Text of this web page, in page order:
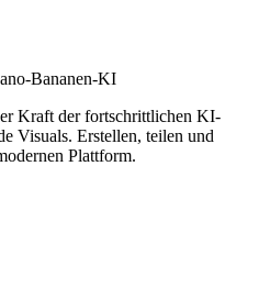
Bananen-KI
Kraft der fortschrittlichen KI-
Visuals. Erstellen, teilen und
Plattform.